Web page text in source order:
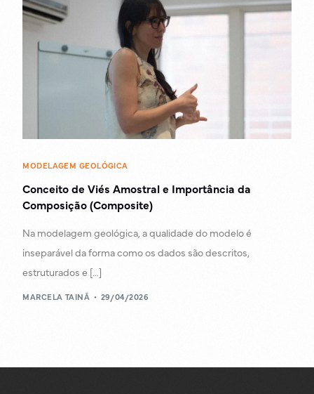
MODELAGEM GEOLÓGICA
Conceito de Viés Amostral e Importância da
Composição (Composite)
Na modelagem geológica, a qualidade do modelo é
inseparável da forma como os dados são descritos,
estruturados e […]
MARCELA TAINÃ 29/04/2026